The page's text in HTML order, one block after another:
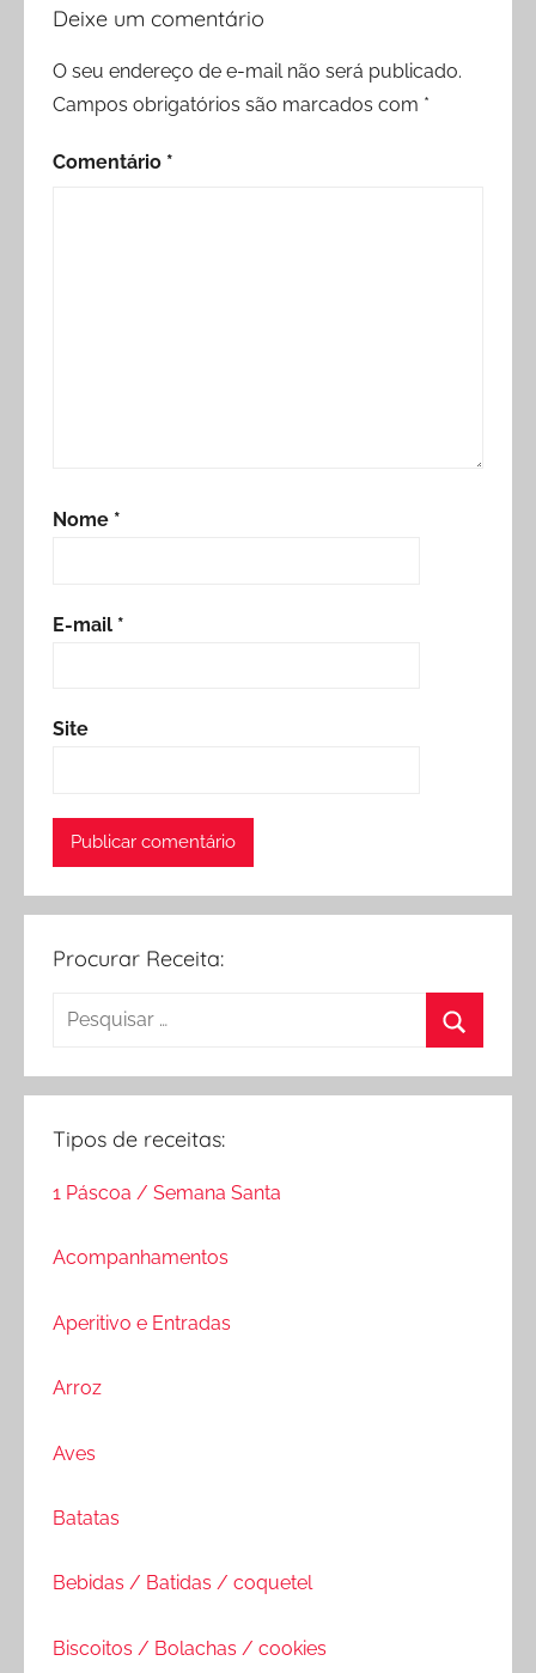
Deixe um comentário
O seu endereço de e-mail não será publicado.
Campos obrigatórios são marcados com *
Comentário *
Nome *
E-mail *
Site
Procurar Receita:
Pesquisar
Tipos de receitas:
1 Páscoa / Semana Santa
Acompanhamentos
Aperitivo e Entradas
Arroz
Aves
Batatas
Bebidas / Batidas / coquetel
Biscoitos / Bolachas / cookies